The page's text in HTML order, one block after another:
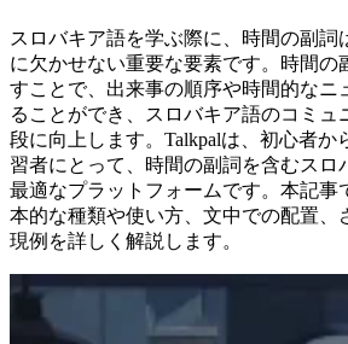
スロバキア語を学ぶ際に、時間の副詞
に欠かせない重要な要素です。時間の
すことで、出来事の順序や時間的なニ
ることができ、スロバキア語のコミュ
段に向上します。Talkpalは、初心者か
習者にとって、時間の副詞を含むスロ
最適なプラットフォームです。本記事
本的な種類や使い方、文中での配置、
現例を詳しく解説します。